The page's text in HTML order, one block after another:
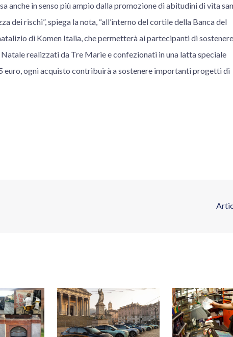
anche in senso più ampio dalla promozione di abitudini di vita
dei rischi”, spiega la nota, “all’interno del cortile della Banca del
di Komen Italia, che permetterà ai partecipanti di sostenere
realizzati da Tre Marie e confezionati in una latta speciale
euro, ogni acquisto contribuirà a sostenere importanti progetti di